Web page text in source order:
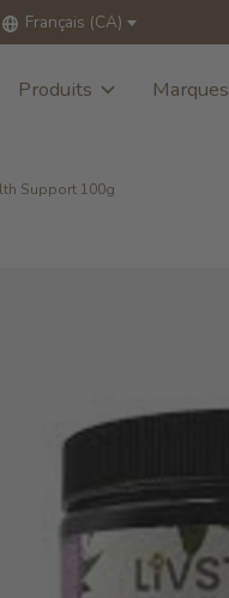
Français (CA)
Produits Marques
Support 100g